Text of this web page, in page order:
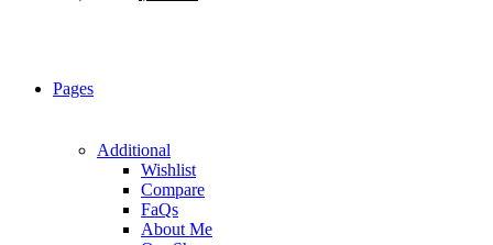
Pages
Additional
Wishlist
Compare
FaQs
About Me